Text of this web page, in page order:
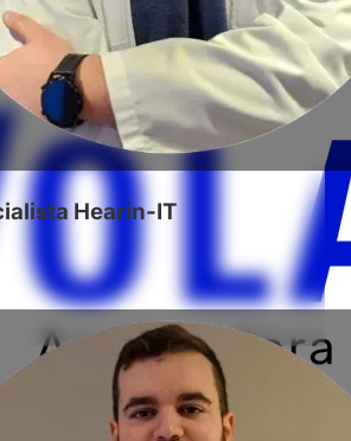
auditivas personalizadas para
vida.
Hearin-IT